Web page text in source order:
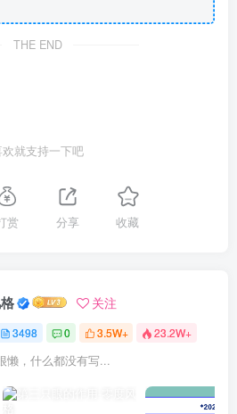
THE END
欢就支持一下吧
赏 分享 收藏
关注
3498 0 3.5W+ 23.2W+
懒，什么都没有写...